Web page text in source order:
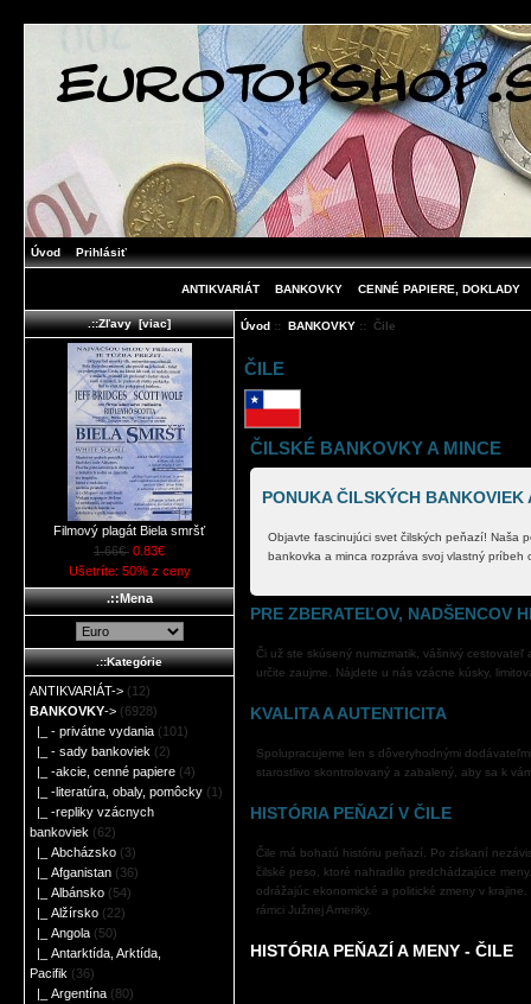
Úvod Prihlásiť
ANTIKVARIÁT BANKOVKY CENNÉ PAPIERE, DOKLADY
.::Zľavy [viac]
Filmový plagát Biela smršť
1.66€ 0.83€
Ušetríte: 50% z ceny
.::Mena
.::Kategórie
ANTIKVARIÁT-> (12)
BANKOVKY-> (6928)
|_ - privátne vydania (101)
|_ - sady bankoviek (2)
|_ -akcie, cenné papiere (4)
|_ -literatúra, obaly, pomôcky (1)
|_ -repliky vzácnych
bankoviek (62)
|_ Abcházsko (3)
|_ Afganistan (36)
|_ Albánsko (54)
|_ Alžírsko (22)
|_ Angola (50)
|_ Antarktída, Arktída,
Pacifik (36)
|_ Argentína (80)
Úvod:: BANKOVKY:: Čile
ČILE
ČILSKÉ BANKOVKY A MINCE
PONUKA ČILSKÝCH BANKOVIEK
Objavte fascinujúci svet čilských peňazí! Naša
bankovka a minca rozpráva svoj vlastný príbeh
PRE ZBERATEĽOV, NADŠENCOV
Či už ste skúsený numizmatik, vášnivý
určite zaujme. Nájdete u nás vzácne kúsky,
KVALITA A AUTENTICITA
Spolupracujeme len s dôveryhodnými
starostlivo skontrolovaný a zabalený, aby sa k
HISTÓRIA PEŇAZÍ V ČILE
Čile má bohatú históriu peňazí. Po získaní
čilské peso, ktoré nahradilo predchádzajúce
odrážajúc ekonomické a politické zmeny v
rámci Južnej Ameriky.
HISTÓRIA PEŇAZÍ A MENY - ČILE